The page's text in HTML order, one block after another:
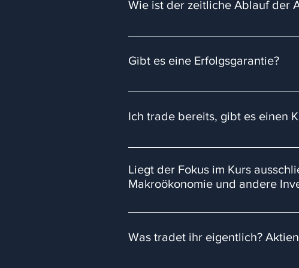
Wie ist der zeitliche Ablauf der
17.01.2026: Kick-Off Event in Präsenz
01.06.2026: Live-Webinare jeden
Gibt es eine Erfolgsgarantie?
Wir bereiten den Weg für unsere
mit unserem Handelsansatz erfolgreich
Ich trade bereits, gibt es einen
Einen Kurs im Format „Mini-Kurs“ ist in
unser Konzept selbst für
absehen, wann und OB wir einen Mini-
Liegt der Fokus im Kurs
Makroökonomie und andere
Wir werden in den ersten 1,5 Monaten
müssen wir im Lehrplan haben.
Was tradet ihr eigentlich?